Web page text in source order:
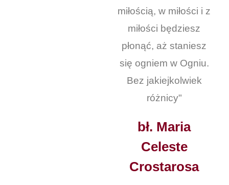
miłością, w miłości i z
miłości będziesz
płonąć, aż staniesz
się ogniem w Ogniu.
Bez jakiejkolwiek
różnicy"
bł. Maria
Celeste
Crostarosa